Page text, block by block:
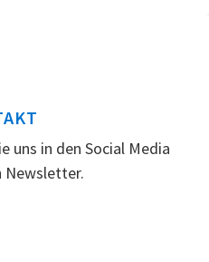
uns in den Social Media
Newsletter.